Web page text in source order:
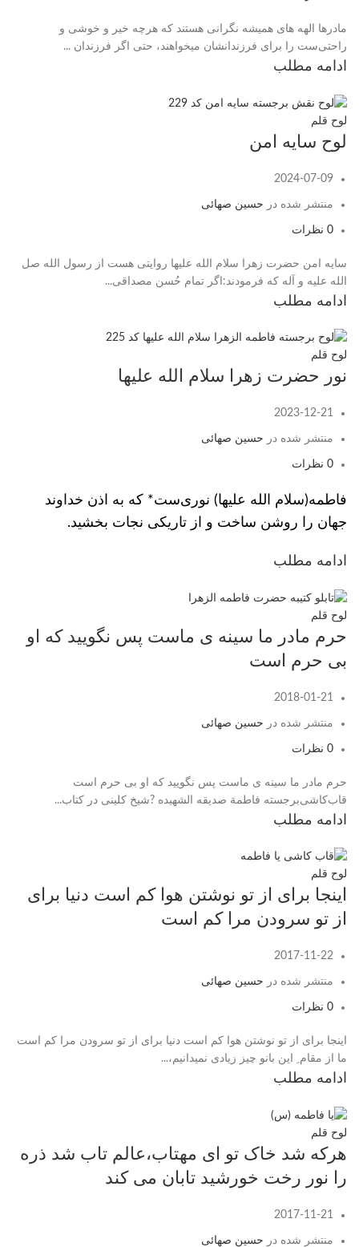
مادرها الهه های همیشه نگرانی هستند که هرچه خیر و خوشی و
راحتی‌ست را برای فرزندانشان میخواهند، حتی اگر فرزندان ...
ادامه مطلب
لوح قلم
لوح سایه امن
2024-07-09
منتشر شده در حسین صهائی
0 نظرات
سایه امن حضرت زهرا سلام الله علیها روایتی هست از رسول الله صل
الله علیه و آله که فرمودند:اگر تمام حُسن مصداقی...
ادامه مطلب
لوح قلم
نور حضرت زهرا سلام الله علیها
2023-12-21
منتشر شده در حسین صهائی
0 نظرات
فاطمه(سلام الله علیها) نوری‌ست* که به اذن خداوند
جهان را روشن ساخت و از تاریکی نجات بخشید.
ادامه مطلب
لوح قلم
حرم مادر ما سینه ی ماست پس نگویید که او
بی حرم است
2018-01-21
منتشر شده در حسین صهائی
0 نظرات
حرم مادر ما سینه ی ماست پس نگویید که او بی حرم است
قاب‌کاشی‌برجسته فاطمة صدیقه الشهیده ?شیخ کلینی در کتاب...
ادامه مطلب
لوح قلم
اینجا برای از تو نوشتن هوا کم است دنیا برای
از تو سرودن مرا کم است
2017-11-22
منتشر شده در حسین صهائی
0 نظرات
اینجا برای از تو نوشتن هوا کم است دنیا برای از تو سرودن مرا کم است
ما از مقام ِ این بانو چیز زیادی نمیدانیم،...
ادامه مطلب
لوح قلم
هرکه شد خاک تو ای مهتاب،عالم تاب شد ذره
را نور رخت خورشید تابان می کند
2017-11-21
منتشر شده در حسین صهائی